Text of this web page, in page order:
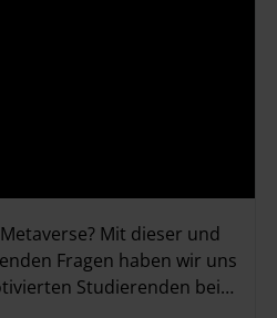
Mit dieser und
Fragen haben wir uns
Studierenden bei